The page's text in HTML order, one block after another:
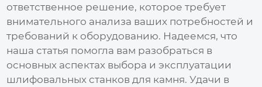
ответственное решение, которое требует
внимательного анализа ваших потребностей и
требований к оборудованию. Надеемся, что
наша статья помогла вам разобраться в
основных аспектах выбора и эксплуатации
шлифовальных станков для камня. Удачи в